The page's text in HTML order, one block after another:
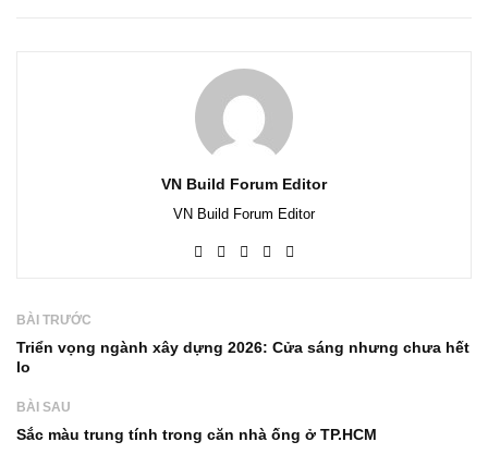
VN Build Forum Editor
VN Build Forum Editor
BÀI TRƯỚC
Triển vọng ngành xây dựng 2026: Cửa sáng nhưng chưa hết
lo
BÀI SAU
Sắc màu trung tính trong căn nhà ống ở TP.HCM